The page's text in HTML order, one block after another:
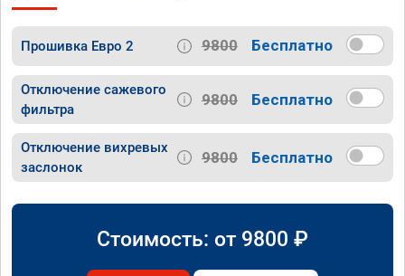
Прошивка Евро 2 9800 Бесплатно
Отключение сажевого
фильтра
9800 Бесплатно
Отключение вихревых
заслонок
9800 Бесплатно
Стоимость: от 9800 ₽